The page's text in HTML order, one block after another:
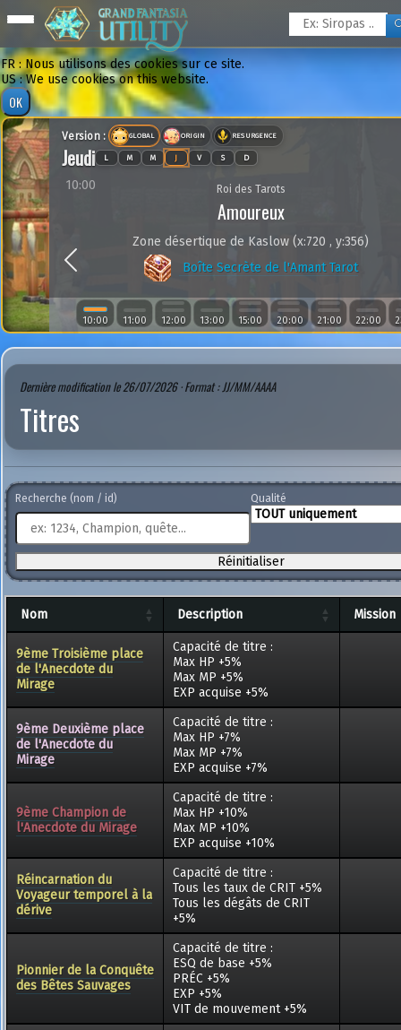
FR : Nous utilisons des cookies sur ce site.
US : We use cookies on this website.
10:00 11:00 12:00 13:00 15:00 20:00 21:00 22:00
Version : GLOBAL ORIGIN RESURGENCE
Jeudi L M M J V S D
Roi des Tarots
Amoureux
10:00
Zone désertique de Kaslow (x:720 , y:356)
Boîte Secrète de l'Amant Tarot
Dernière modification le 26/07/2026 · Format : JJ/MM/AAAA
Titres
Recherche (nom / id) Qualité
Réinitialiser
Nom Description Mission
9ème Troisième place
de l'Anecdote du
Mirage
Capacité de titre :
Max HP +5%
Max MP +5%
EXP acquise +5%
9ème Deuxième place
de l'Anecdote du
Mirage
Capacité de titre :
Max HP +7%
Max MP +7%
EXP acquise +7%
9ème Champion de
l'Anecdote du Mirage
Capacité de titre :
Max HP +10%
Max MP +10%
EXP acquise +10%
Réincarnation du
Voyageur temporel à la
dérive
Capacité de titre :
Tous les taux de CRIT +5%
Tous les dégâts de CRIT
+5%
Pionnier de la Conquête
des Bêtes Sauvages
Capacité de titre :
ESQ de base +5%
PRÉC +5%
EXP +5%
VIT de mouvement +5%